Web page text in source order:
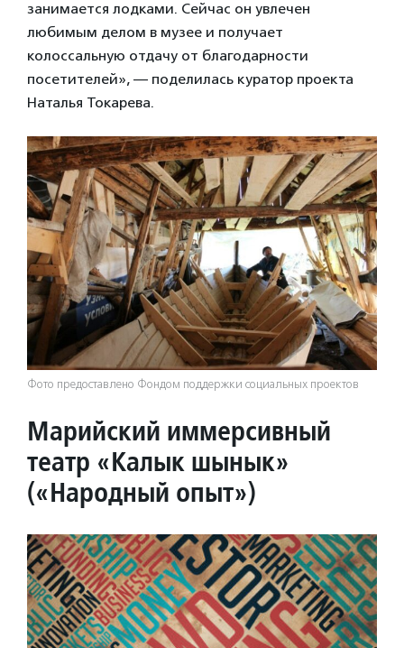
занимается лодками. Сейчас он увлечен
любимым делом в музее и получает
колоссальную отдачу от благодарности
посетителей», — поделилась куратор проекта
Наталья Токарева.
Фото предоставлено Фондом поддержки социальных проектов
Марийский иммерсивный
театр «Калык шынык»
(«Народный опыт»)